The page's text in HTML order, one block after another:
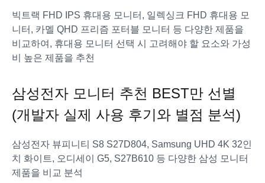
빅트랙 FHD IPS 휴대용 모니터, 일렉싱크 FHD 휴대용 모
니터, 카멜 QHD 프리즘 포터블 모니터 등 다양한 제품을
비교하여, 휴대용 모니터 선택 시 고려해야 할 요소와 가성
비 높은 제품을 추천
삼성전자 모니터 추천 BEST만 선별
(개발자 실제 사용 후기와 별점 분석)
삼성전자 뷰피니티 S8 S27D804, Samsung UHD 4K 32인
치 화이트, 오디세이 G5, S27B610 등 다양한 삼성 모니터
제품을 비교 분석